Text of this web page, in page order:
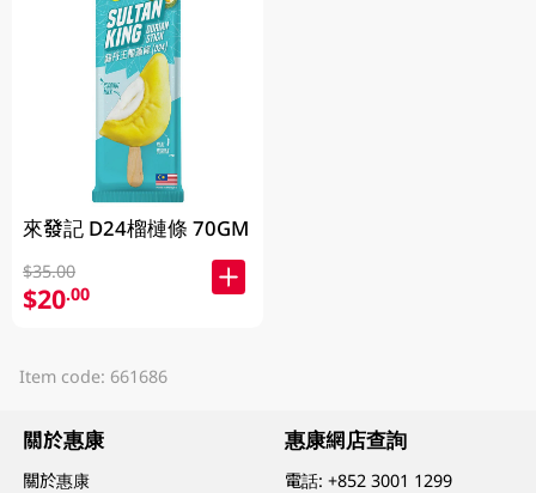
來發記 D24榴槤條 70GM
$35.00
$20.00
Item code: 661686
關於惠康
關於惠康
惠康網店查詢
電話:+852 3001 1299